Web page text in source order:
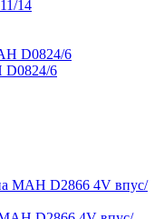
14
D0824/6